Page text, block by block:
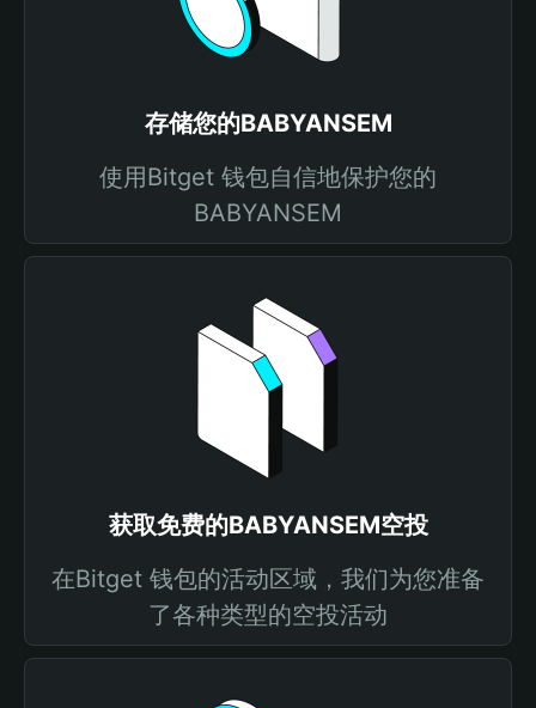
存储您的BABYANSEM
使用Bitget 钱包自信地保护您的
BABYANSEM
获取免费的BABYANSEM空投
在Bitget 钱包的活动区域，我们为您准备
了各种类型的空投活动